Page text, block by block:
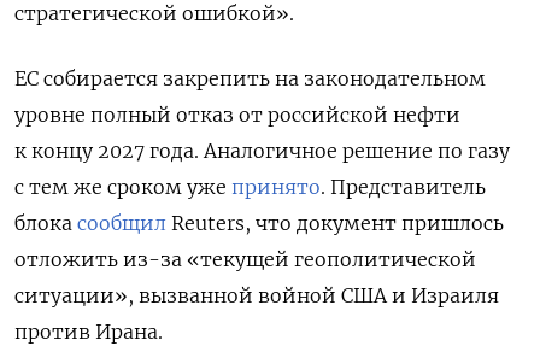
стратегической ошибкой».
ЕС собирается закрепить на законодательном
уровне полный отказ от российской нефти
к концу 2027 года. Аналогичное решение по газу
с тем же сроком уже принято. Представитель
блока сообщил Reuters, что документ пришлось
отложить из-за «текущей геополитической
ситуации», вызванной войной США и Израиля
против Ирана.